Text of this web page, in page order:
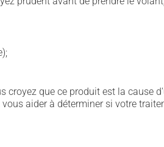
croyez que ce produit est la
aider à déterminer si votre